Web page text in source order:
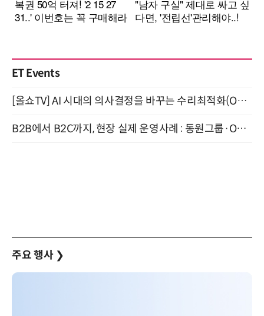
ET Events
[올쇼TV] AI 시대의 의사결정을 바꾸는 수리최적화(Optimization) 소개 (8/20 생방송)
B2B에서 B2C까지, 현장 실제 운영사례 : 동원그룹·OCI·다이닝브랜즈그룹·당근 (8/27)
주요 행사 ❯